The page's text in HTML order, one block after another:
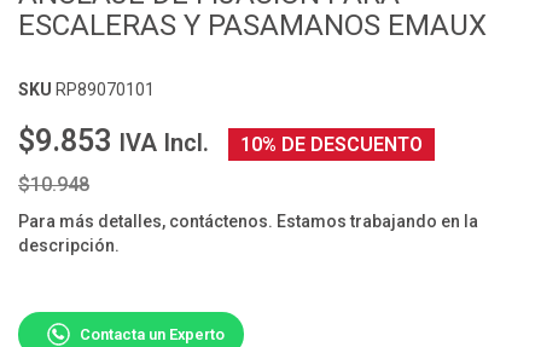
ESCALERAS Y PASAMANOS EMAUX
SKU RP89070101
$9.853 IVA Incl.
10% DE DESCUENTO
$10.948
Para más detalles, contáctenos. Estamos trabajando en la
descripción.
Contacta un Experto